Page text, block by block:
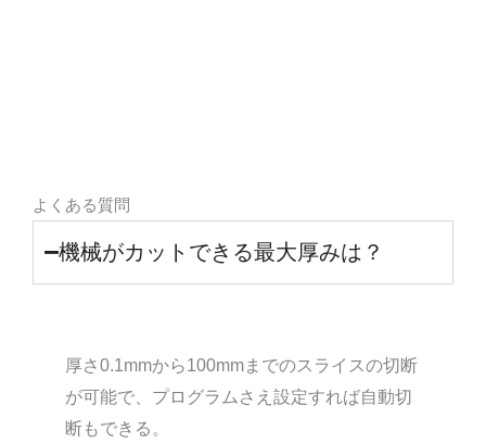
よくある質問
機械がカットできる最大厚みは？
厚さ0.1mmから100mmまでのスライスの切断
が可能で、プログラムさえ設定すれば自動切
断もできる。